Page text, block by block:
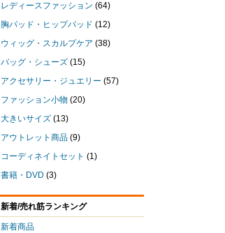
レディースファッション (64)
胸パッド・ヒップパッド (12)
ウィッグ・スカルプケア (38)
バッグ・シューズ (15)
アクセサリー・ジュエリー (57)
ファッション小物 (20)
大きいサイズ (13)
アウトレット商品 (9)
コーディネイトセット (1)
書籍・DVD (3)
新着/売れ筋ランキング
新着商品